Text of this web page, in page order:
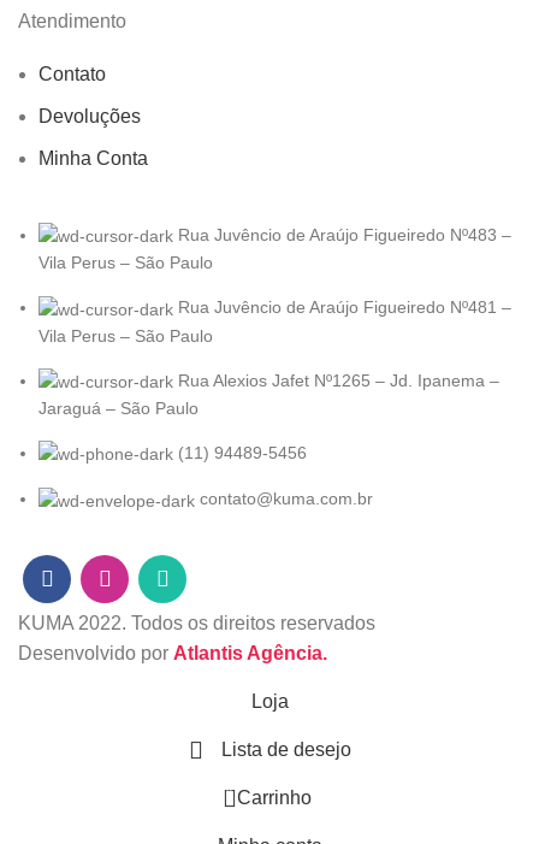
Atendimento
Contato
Devoluções
Minha Conta
Rua Juvêncio de Araújo Figueiredo Nº483 –
Vila Perus – São Paulo
Rua Juvêncio de Araújo Figueiredo Nº481 –
Vila Perus – São Paulo
Rua Alexios Jafet Nº1265 – Jd. Ipanema –
Jaraguá – São Paulo
(11) 94489-5456
contato@kuma.com.br
KUMA 2022. Todos os direitos reservados
Desenvolvido por Atlantis Agência.
Loja
Lista de desejo
0 Carrinho